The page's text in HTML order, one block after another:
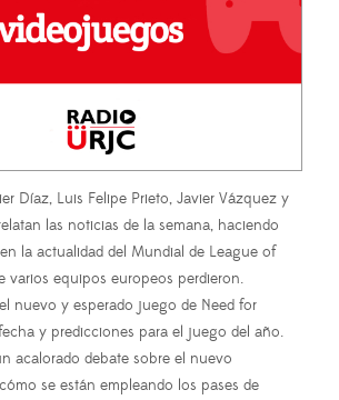
Díaz, Luis Felipe Prieto, Javier Vázquez y
las noticias de la semana, haciendo
la actualidad del Mundial de League of
varios equipos europeos perdieron.
nuevo y esperado juego de Need for
y predicciones para el juego del año.
acalorado debate sobre el nuevo
se están empleando los pases de